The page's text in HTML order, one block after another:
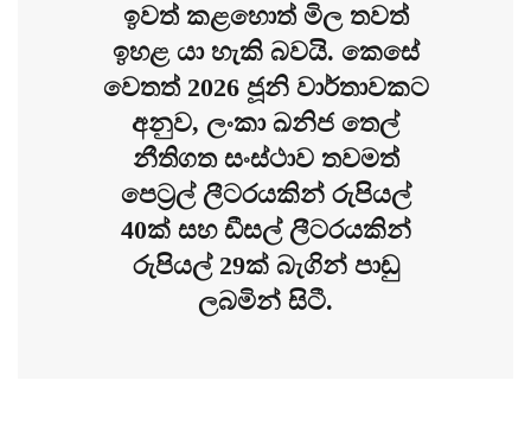
ඉවත් කළහොත් මිල තවත්
ඉහළ යා හැකි බවයි. කෙසේ
වෙතත් 2026 ජූනි වාර්තාවකට
අනුව, ලංකා ඛනිජ තෙල්
නීතිගත සංස්ථාව තවමත්
පෙට්‍රල් ලීටරයකින් රුපියල්
40ක් සහ ඩීසල් ලීටරයකින්
රුපියල් 29ක් බැගින් පාඩු
ලබමින් සිටී.